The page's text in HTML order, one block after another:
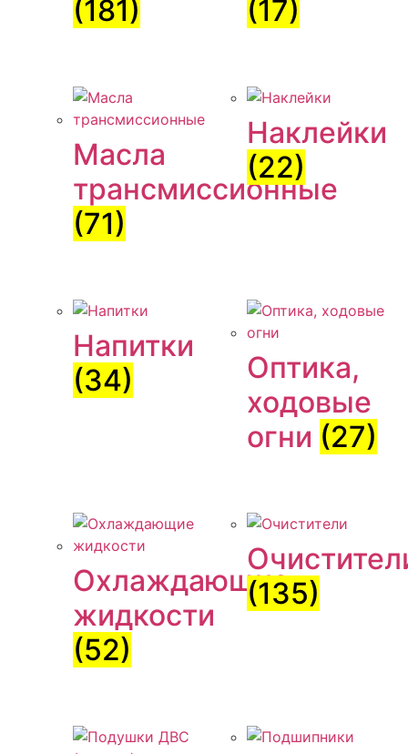
(181) (17)
Масла
трансмиссионные
(71)
Наклейки
(22)
Напитки
(34)
Оптика,
ходовые
огни (27)
Охлаждающие
жидкости
(52)
(135)